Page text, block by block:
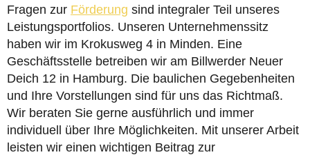
Fragen zur Förderung sind integraler Teil unseres
Leistungsportfolios. Unseren Unternehmenssitz
haben wir im Krokusweg 4 in Minden. Eine
Geschäftsstelle betreiben wir am Billwerder Neuer
Deich 12 in Hamburg. Die baulichen Gegebenheiten
und Ihre Vorstellungen sind für uns das Richtmaß.
Wir beraten Sie gerne ausführlich und immer
individuell über Ihre Möglichkeiten. Mit unserer Arbeit
leisten wir einen wichtigen Beitrag zur